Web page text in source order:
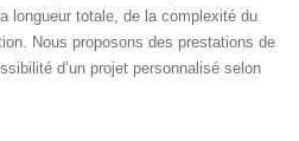
longueur totale, de la complexité du
Nous proposons des prestations de
d’un projet personnalisé selon